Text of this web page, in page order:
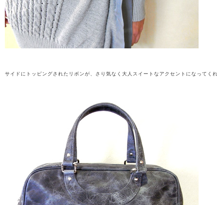
サイドにトッピングされたリボンが、さり気なく大人スイートなアクセントになってく